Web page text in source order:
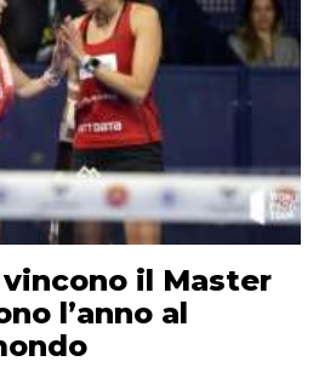
il Master
l’anno al